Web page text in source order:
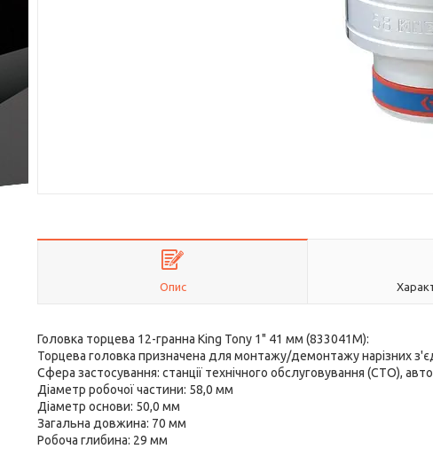
Опис
Головка торцева 12-гранна King Tony 1" 41 мм (833041M):
Торцева головка призначена для монтажу/демонтажу нарізних
Сфера застосування: станції технічного обслуговування (СТО),
Діаметр робочої частини: 58,0 мм
Діаметр основи: 50,0 мм
Загальна довжина: 70 мм
Робоча глибина: 29 мм